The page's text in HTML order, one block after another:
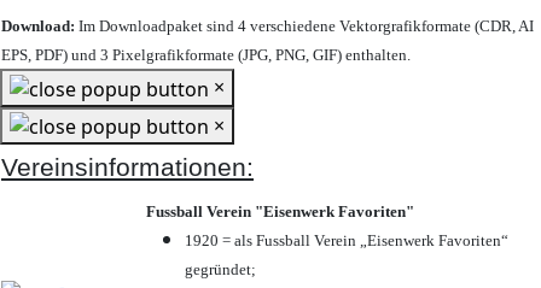
Download: Im Downloadpaket sind 4 verschiedene Vektorgrafikformate (CDR, AI
EPS, PDF) und 3 Pixelgrafikformate (JPG, PNG, GIF) enthalten.
×
×
Vereinsinformationen:
Fussball Verein "Eisenwerk Favoriten"
1920 = als Fussball Verein „Eisenwerk Favoriten“
gegründet;